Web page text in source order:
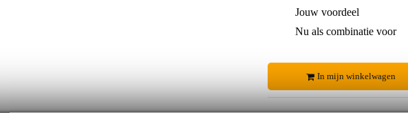
Jouw voordeel
Nu als combinatie voor
In mijn winkelwagen